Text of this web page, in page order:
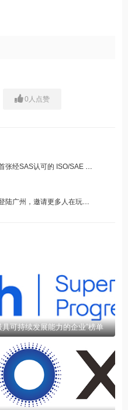
0 人点赞
乐高集团"六一，一起玩个够"主题活动登陆广州，邀请更多人在玩乐中探索热爱与更多可能
可持续发展能力的企业”榜单